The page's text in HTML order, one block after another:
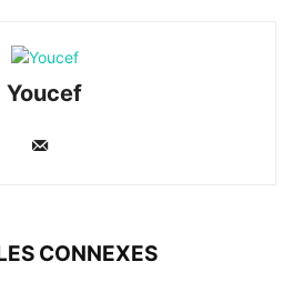
Youcef
CONNEXES